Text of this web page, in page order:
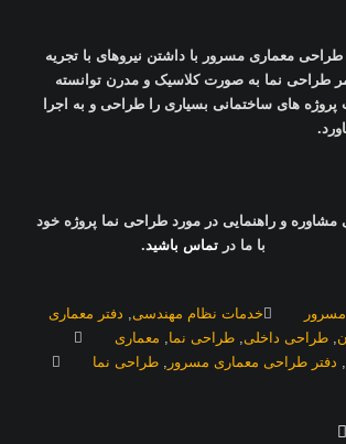
طراحی معماری مسرور با داشتن نیروهای با تجریه
طراحی نما به صورت کلاسیک و مدرن توانسته
پروژه های ساختمانی بسیاری را طراحی و به اجرا
.
مشاوره و راهنمایی در مورد طراحی نما پروژه خود
با ما درتماس باشید.
خدمات نظام مهندسی, دفتر معماری
, طراحی داخلی, طراحی نما, معماری
, دفتر طراحی معماری مسرور , طراحی نما